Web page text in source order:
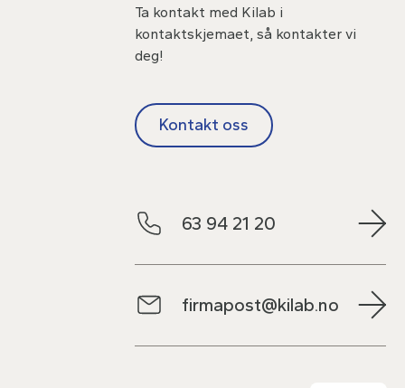
Ta kontakt med Kilab i
kontaktskjemaet, så kontakter vi
deg!
Kontakt oss
63 94 21 20
firmapost@kilab.no